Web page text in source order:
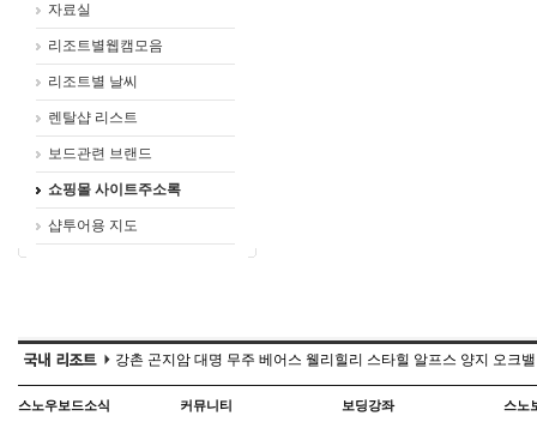
자료실
리조트별웹캠모음
리조트별 날씨
렌탈샵 리스트
보드관련 브랜드
쇼핑몰 사이트주소록
샵투어용 지도
강촌 곤지암 대명 무주 베어스 웰리힐리 스타힐 알프스 양지 오크
스노우보드소식 커뮤니티 보딩강좌 스노